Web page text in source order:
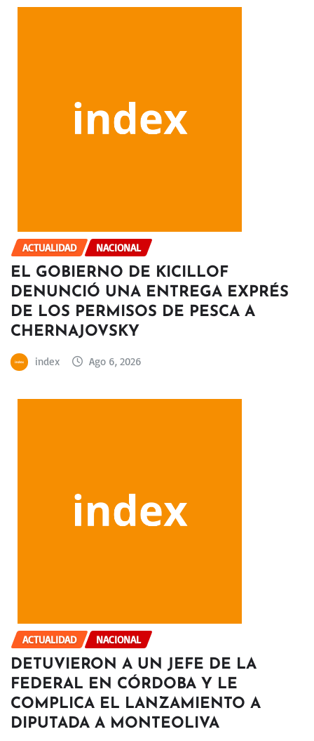
ACTUALIDAD NACIONAL
EL GOBIERNO DE KICILLOF
DENUNCIÓ UNA ENTREGA EXPRÉS
DE LOS PERMISOS DE PESCA A
CHERNAJOVSKY
index Ago 6, 2026
ACTUALIDAD NACIONAL
DETUVIERON A UN JEFE DE LA
FEDERAL EN CÓRDOBA Y LE
COMPLICA EL LANZAMIENTO A
DIPUTADA A MONTEOLIVA